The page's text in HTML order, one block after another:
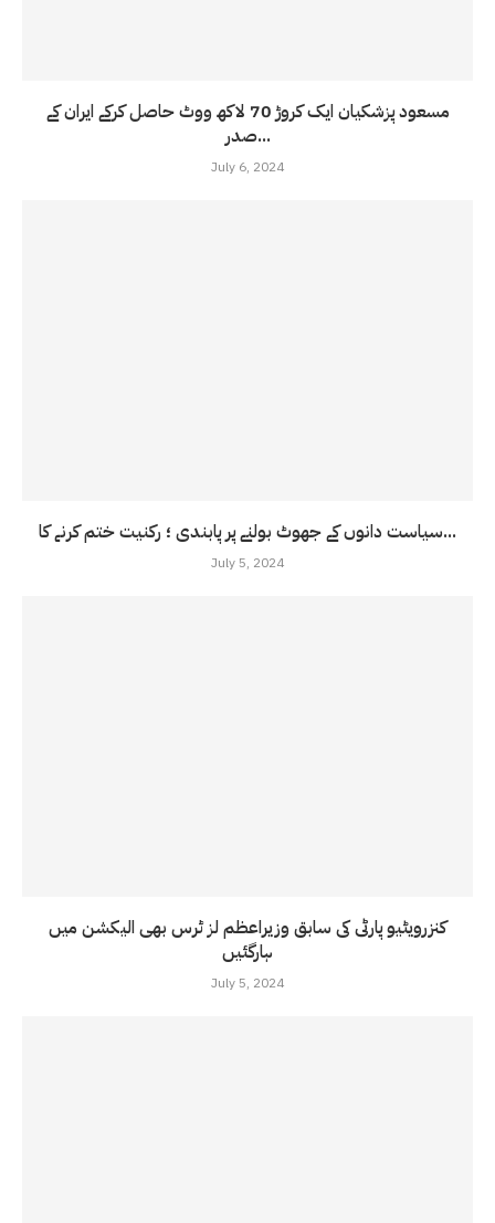
مسعود پزشکیان ایک کروڑ 70 لاکھ ووٹ حاصل کرکے ایران کے
صدر...
July 6, 2024
سیاست دانوں کے جھوٹ بولنے پر پابندی ؛ رکنیت ختم کرنے کا...
July 5, 2024
کنزرویٹیو پارٹی کی سابق وزیراعظم لز ٹرس بھی الیکشن میں
ہارگئیں
July 5, 2024